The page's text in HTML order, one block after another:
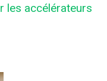
les accélérateurs